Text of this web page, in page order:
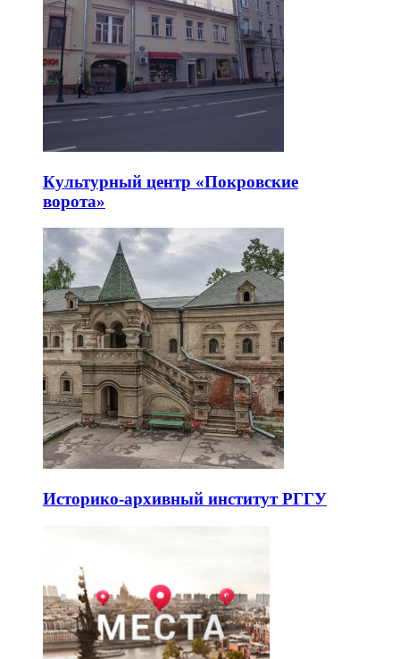
Культурный центр «Покровские
ворота»
Историко-архивный институт РГГУ